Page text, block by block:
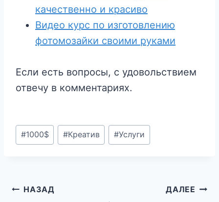
качественно и красиво
Видео курс по изготовлению
фотомозайки своими руками
Если есть вопросы, с удовольствием
отвечу в комментариях.
Метки
записи:
#1000$ #Креатив #Услуги
Навигация
НАЗАД ДАЛЕЕ